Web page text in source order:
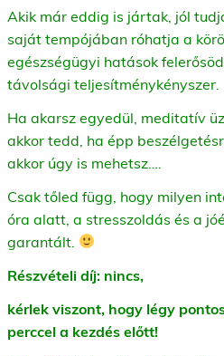
Akik már eddig is jártak, jól
saját tempójában róhatja a
egészségügyi hatások
távolsági teljesítménykényszer.
Ha akarsz egyedül, meditatív
akkor tedd, ha épp
akkor úgy is mehetsz….
Csak tőled függ, hogy milyen
óra alatt, a stresszoldás és a
garantált.
Részvételi díj: nincs,
kérlek viszont, hogy légy
perccel a kezdés előtt!